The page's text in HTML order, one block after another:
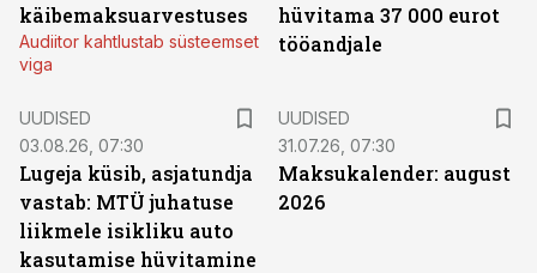
käibemaksuarvestuses
Audiitor kahtlustab süsteemset
viga
hüvitama 37 000 eurot
tööandjale
UUDISED
03.08.26, 07:30
Lugeja küsib, asjatundja
vastab: MTÜ juhatuse
liikmele isikliku auto
kasutamise hüvitamine
UUDISED
31.07.26, 07:30
Maksukalender: august
2026